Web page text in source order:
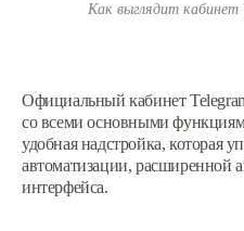
Как выглядит кабинет
Официальный кабинет
со всеми основными
удобная надстройка, которая
автоматизации, расширенной
интерфейса.